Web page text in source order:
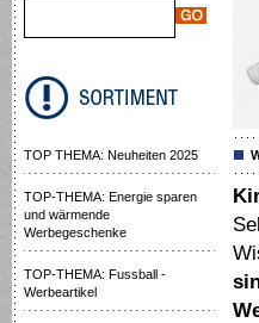
TOP THEMA: Neuheiten 2025
TOP-THEMA: Energie sparen
und wärmende
Werbegeschenke
TOP-THEMA: Fussball -
Werbeartikel